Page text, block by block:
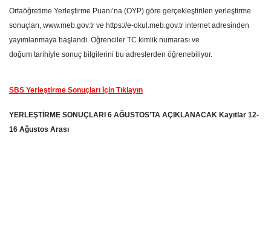
Ortaöğretime Yerleştirme Puanı’na (OYP) göre gerçekleştirilen yerleştirme
sonuçları, www.meb.gov.tr ve https://e-okul.meb.gov.tr internet adresinden
yayımlanmaya başlandı. Öğrenciler TC kimlik numarası ve
doğum tarihiyle sonuç bilgilerini bu adreslerden öğrenebiliyor.
SBS Yerleştirme Sonuçları İçin Tıklayın
YERLEŞTİRME SONUÇLARI 6 AĞUSTOS’TA AÇIKLANACAK Kayıtlar 12-
16 Ağustos Arası